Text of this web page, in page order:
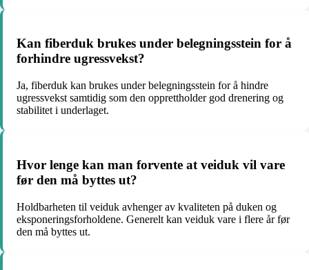
Kan fiberduk brukes under belegningsstein for å
forhindre ugressvekst?
Ja, fiberduk kan brukes under belegningsstein for å hindre
ugressvekst samtidig som den opprettholder god drenering og
stabilitet i underlaget.
Hvor lenge kan man forvente at veiduk vil vare
før den må byttes ut?
Holdbarheten til veiduk avhenger av kvaliteten på duken og
eksponeringsforholdene. Generelt kan veiduk vare i flere år før
den må byttes ut.